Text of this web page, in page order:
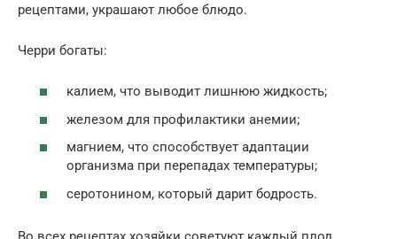
рецептами, украшают любое блюдо.
Черри богаты:
калием, что выводит лишнюю жидкость;
железом для профилактики анемии;
магнием, что способствует адаптации
организма при перепадах температуры;
серотонином, который дарит бодрость.